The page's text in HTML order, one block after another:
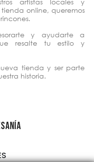
online, queremos
y ayudarte a
resalte tu estilo y
tienda y ser parte
historia.